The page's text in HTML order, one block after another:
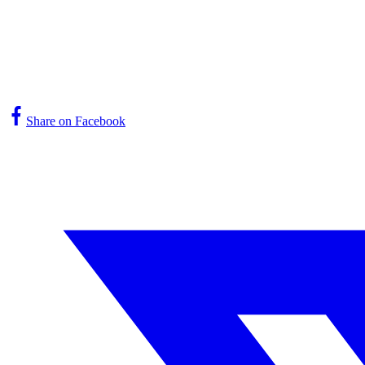
Share on Facebook